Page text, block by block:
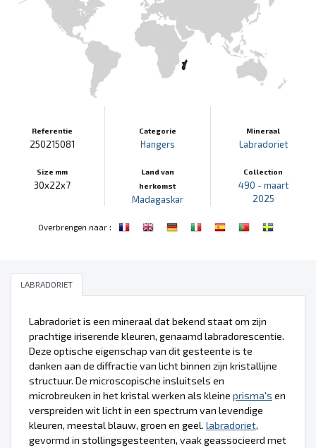
Referentie
250215081
Size mm
30x22x7
Categorie
Hangers
Land van
herkomst
Madagaskar
Mineraal
Labradoriet
Collection
490 - maart
2025
Overbrengen naar:
LABRADORIET
Labradoriet is een mineraal dat bekend staat om zijn
prachtige iriserende kleuren, genaamd labradorescentie.
Deze optische eigenschap van dit gesteente is te
danken aan de diffractie van licht binnen zijn kristallijne
structuur. De microscopische insluitsels en
microbreuken in het kristal werken als kleine prisma's en
verspreiden wit licht in een spectrum van levendige
kleuren, meestal blauw, groen en geel. labradoriet,
gevormd in stollingsgesteenten, vaak geassocieerd met